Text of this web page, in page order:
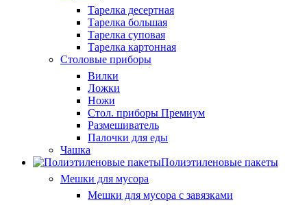
Тарелка десертная
Тарелка большая
Тарелка суповая
Тарелка картонная
Столовые приборы
Вилки
Ложки
Ножи
Стол. приборы Премиум
Размешиватель
Палочки для еды
Чашка
Полиэтиленовые пакеты
Мешки для мусора
Мешки для мусора с завязками